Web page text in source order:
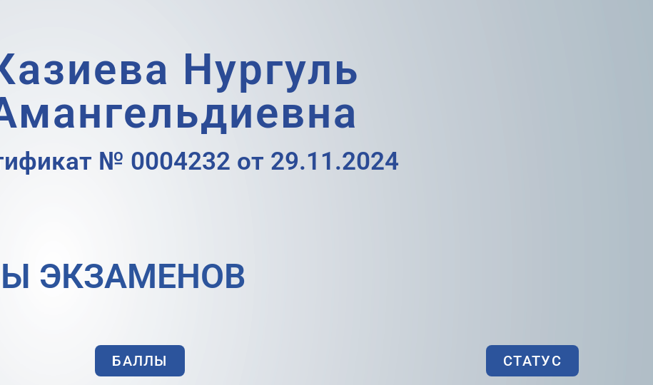
Нургуль
№ 0004232 от 29.11.2024
ЭКЗАМЕНОВ
БАЛЛЫ СТАТУС